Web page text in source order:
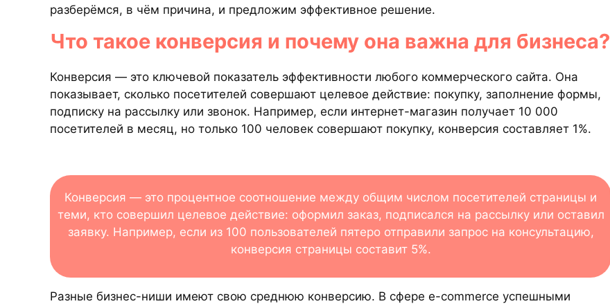
разберёмся, в чём причина, и предложим эффективное решение.
Что такое конверсия и почему она важна для бизнеса?
Конверсия — это ключевой показатель эффективности любого коммерческого сайта. Она
показывает, сколько посетителей совершают целевое действие: покупку, заполнение формы,
подписку на рассылку или звонок. Например, если интернет-магазин получает 10 000
посетителей в месяц, но только 100 человек совершают покупку, конверсия составляет 1%.
Конверсия — это процентное соотношение между общим числом посетителей страницы и
теми, кто совершил целевое действие: оформил заказ, подписался на рассылку или оставил
заявку. Например, если из 100 пользователей пятеро отправили запрос на консультацию,
конверсия страницы составит 5%.
Разные бизнес-ниши имеют свою среднюю конверсию. В сфере e-commerce успешными